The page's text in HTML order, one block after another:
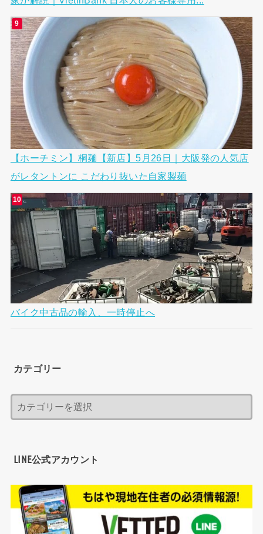
【ホーチミン】桐麺【新店】5月26日｜大阪発の人気店
がレタントンに こだわり抜いた自家製麺
バイク中古品の輸入、一時停止へ
カテゴリー
LINE公式アカウント